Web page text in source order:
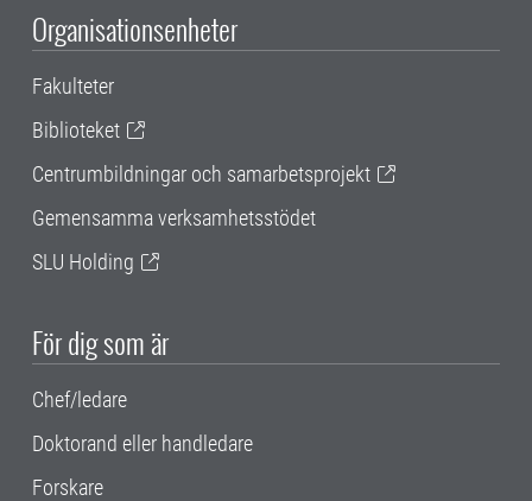
Organisationsenheter
Fakulteter
Biblioteket
Centrumbildningar och samarbetsprojekt
Gemensamma verksamhetsstödet
SLU Holding
För dig som är
Chef/ledare
Doktorand eller handledare
Forskare